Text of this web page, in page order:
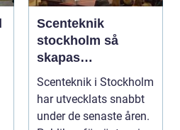
Scenteknik
stockholm så
skapas
minnesvärda
upplevelser på
scen
Scenteknik i Stockholm
har utvecklats snabbt
under de senaste åren.